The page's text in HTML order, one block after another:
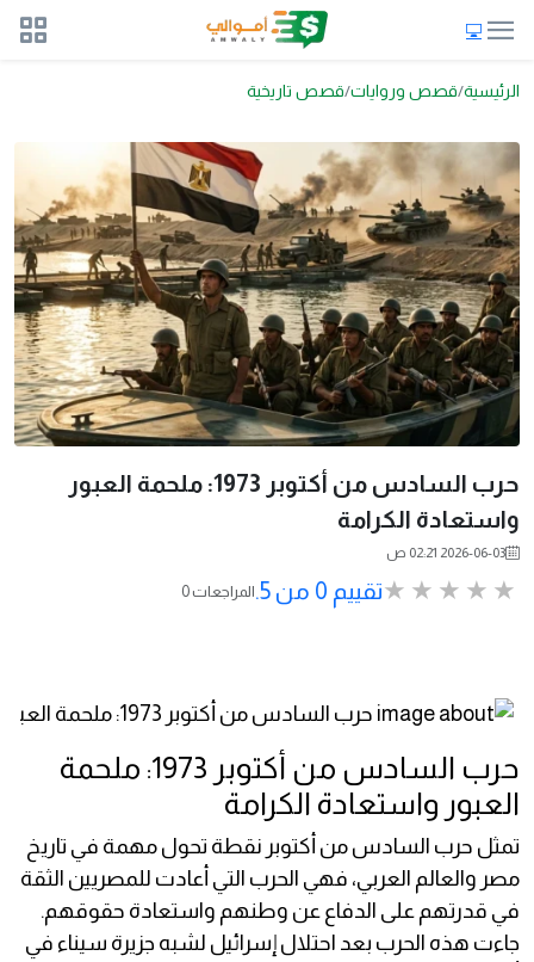
الرئيسية قصص وروايات قصص تاريخية
حرب السادس من أكتوبر 1973: ملحمة العبور
واستعادة الكرامة
2026-06-03 02:21 ص
تقييم 0 من 5. 0 المراجعات
حرب السادس من أكتوبر 1973: ملحمة
العبور واستعادة الكرامة
تمثل حرب السادس من أكتوبر نقطة تحول مهمة في تاريخ
مصر والعالم العربي، فهي الحرب التي أعادت للمصريين الثقة
في قدرتهم على الدفاع عن وطنهم واستعادة حقوقهم.
جاءت هذه الحرب بعد احتلال إسرائيل لشبه جزيرة سيناء في